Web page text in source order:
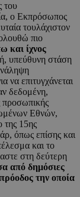
του
ο Εκπρόσωπος
τουλάχιστον
πιο
και ίχνος
υπεύθυνη στάση
να επιτυγχάνεται
δεδομένη,
προσωπικής
Εθνών,
της 15ης
όπως επίσης και
και το
στη δεύτερη
από δημόσιες
την οποία